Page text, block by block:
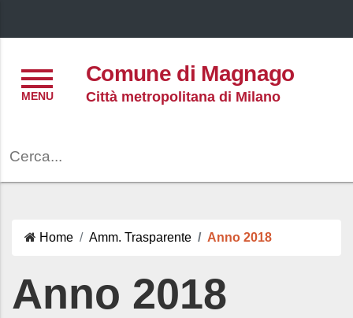
Comune di Magnago
Città metropolitana di Milano
Home Amm. Trasparente Anno 2018
Anno 2018